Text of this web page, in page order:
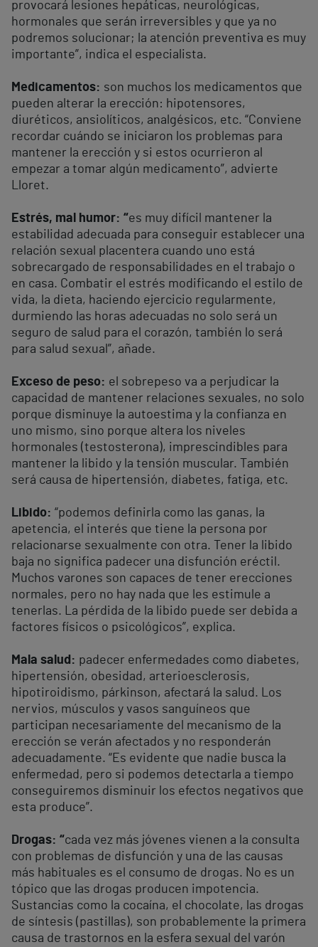
provocará lesiones hepáticas, neurológicas,
hormonales que serán irreversibles y que ya no
podremos solucionar; la atención preventiva es muy
importante”, indica el especialista.
Medicamentos: son muchos los medicamentos que
pueden alterar la erección: hipotensores,
diuréticos, ansiolíticos, analgésicos, etc. “Conviene
recordar cuándo se iniciaron los problemas para
mantener la erección y si estos ocurrieron al
empezar a tomar algún medicamento”, advierte
Lloret.
Estrés, mal humor: “es muy difícil mantener la
estabilidad adecuada para conseguir establecer una
relación sexual placentera cuando uno está
sobrecargado de responsabilidades en el trabajo o
en casa. Combatir el estrés modificando el estilo de
vida, la dieta, haciendo ejercicio regularmente,
durmiendo las horas adecuadas no solo será un
seguro de salud para el corazón, también lo será
para salud sexual”, añade.
Exceso de peso: el sobrepeso va a perjudicar la
capacidad de mantener relaciones sexuales, no solo
porque disminuye la autoestima y la confianza en
uno mismo, sino porque altera los niveles
hormonales (testosterona), imprescindibles para
mantener la libido y la tensión muscular. También
será causa de hipertensión, diabetes, fatiga, etc.
Libido: “podemos definirla como las ganas, la
apetencia, el interés que tiene la persona por
relacionarse sexualmente con otra. Tener la libido
baja no significa padecer una disfunción eréctil.
Muchos varones son capaces de tener erecciones
normales, pero no hay nada que les estimule a
tenerlas. La pérdida de la libido puede ser debida a
factores físicos o psicológicos”, explica.
Mala salud: padecer enfermedades como diabetes,
hipertensión, obesidad, arterioesclerosis,
hipotiroidismo, párkinson, afectará la salud. Los
nervios, músculos y vasos sanguíneos que
participan necesariamente del mecanismo de la
erección se verán afectados y no responderán
adecuadamente. “Es evidente que nadie busca la
enfermedad, pero si podemos detectarla a tiempo
conseguiremos disminuir los efectos negativos que
esta produce”.
Drogas: “cada vez más jóvenes vienen a la consulta
con problemas de disfunción y una de las causas
más habituales es el consumo de drogas. No es un
tópico que las drogas producen impotencia.
Sustancias como la cocaína, el chocolate, las drogas
de síntesis (pastillas), son probablemente la primera
causa de trastornos en la esfera sexual del varón